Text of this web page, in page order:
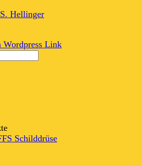
Hellinger
Wordpress Link
Schilddrüse